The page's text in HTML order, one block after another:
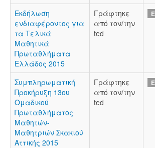
Εκδήλωση
ενδιαφέροντος για
τα Τελικά
Μαθητικά
Πρωταθλήματα
Ελλάδος 2015
Γράφτηκε
από τον/την
ted
Συμπληρωματική
Προκήρυξη 13ου
Ομαδικού
Πρωταθλήματος
Μαθητών-
Μαθητριών Σκακιού
Αττικής 2015
Γράφτηκε
από τον/την
ted